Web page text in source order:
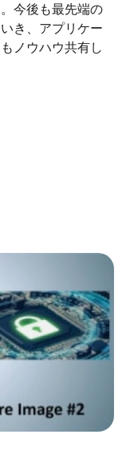
今後も最先端の
き、アプリケー
ノウハウ共有し